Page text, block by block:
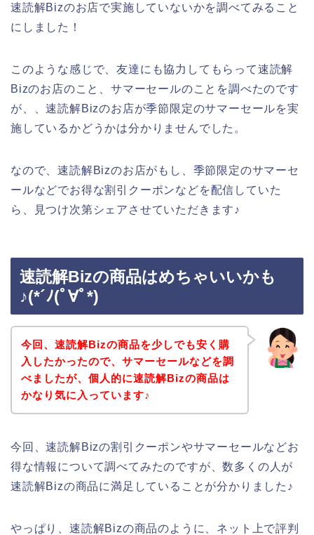
速読解Bizのお店で実施していないかを調べてみること
にしました！
このような感じで、友達にも協力してもらって速読解
Bizのお店のこと、サマーセールのことを調べたのです
が、、速読解Bizのお店が季節限定のサマーセールを実
施しているかどうかは分かりませんでした。
なので、速読解Bizのお店がもし、季節限定のサマーセ
ールなどでお得な割引クーポンなどを配信していた
ら、見つけ次第シェアさせていただきます♪
速読解Bizの商品はめちゃいいかも
♪(*´ﾉ(ﾟ∀ﾟ*)
今回、速読解Bizの商品を少しでも安く購
入したかったので、サマーセールなどを調
べましたが、個人的に速読解Bizの商品は
かなり気に入っています♪
今回、速読解Bizの割引クーポンやサマーセールなどお
得な情報について調べてみたのですが、数多くの人が
速読解Bizの商品に満足していることが分かりました♪
やっぱり、速読解Bizの商品のように、ネット上で評判